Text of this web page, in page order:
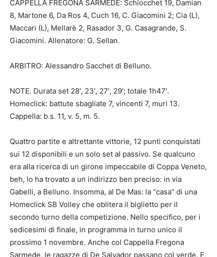
CAPPELLA FREGONA SARMEDE: Schiocchet 19, Damian
8, Martone 6, Da Ros 4, Cuch 16, C. Giacomini 2; Cia (L),
Maccari (L), Mellarè 2, Rasador 3, G. Casagrande, S.
Giacomini. Allenatore: G. Sellan.
ARBITRO: Alessandro Sacchet di Belluno.
NOTE. Durata set 28′, 23′, 27′, 29′; totale 1h47′.
Homeclick: battute sbagliate 7, vincenti 7, muri 13.
Cappella: b.s. 11, v. 5, m. 5.
Quattro partite e altrettante vittorie, 12 punti conquistati
sui 12 disponibili e un solo set al passivo. Se qualcuno
era alla ricerca di un girone impeccabile di Coppa Veneto,
beh, lo ha trovato a un indirizzo ben preciso: in via
Gabelli, a Belluno. Insomma, al De Mas: la “casa” di una
Homeclick SB Volley che oblitera il biglietto per il
secondo turno della competizione. Nello specifico, per i
sedicesimi di finale, in programma in turno unico il
prossimo 1 novembre. Anche col Cappella Fregona
Sarmede, le ragazze di De Salvador passano col verde. E,